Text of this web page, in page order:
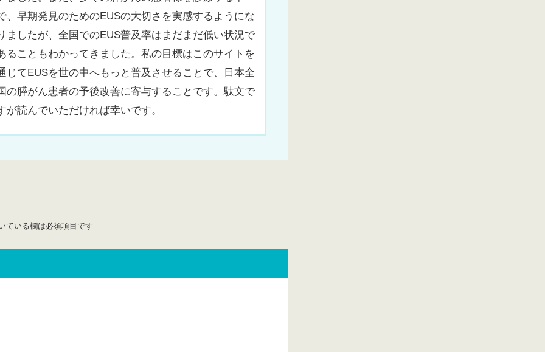
、早期発見のためのEUSの大切さを実感するようにな
ましたが、全国でのEUS普及率はまだまだ低い状況で
ることもわかってきました。私の目標はこのサイトを
じてEUSを世の中へもっと普及させることで、日本全
の膵がん患者の予後改善に寄与することです。駄文で
が読んでいただければ幸いです。
ている欄は必須項目です